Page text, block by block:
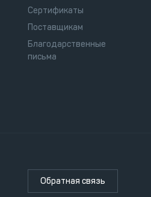
Сертификаты
Поставщикам
Благодарственные
письма
Обратная связь